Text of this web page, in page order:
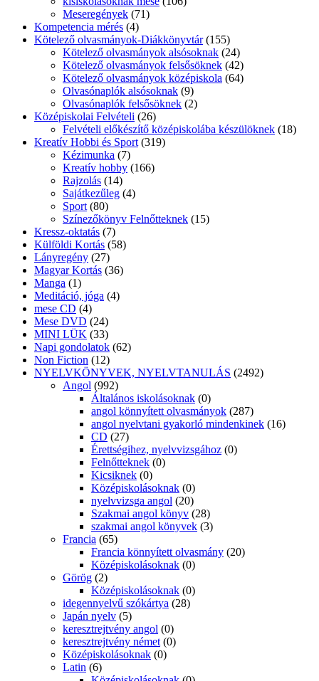
Meseregények (71)
Kompetencia mérés (4)
Kötelező olvasmányok-Diákkönyvtár (155)
Kötelező olvasmányok alsósoknak (24)
Kötelező olvasmányok felsősöknek (42)
Kötelező olvasmányok középiskola (64)
Olvasónaplók alsósoknak (9)
Olvasónaplók felsősöknek (2)
Középiskolai Felvételi (26)
Felvételi előkészítő középiskolába készülöknek (18)
Kreatív Hobbi és Sport (319)
Kézimunka (7)
Kreatív hobby (166)
Rajzolás (14)
Sajátkezűleg (4)
Sport (80)
Színezőkönyv Felnőtteknek (15)
Kressz-oktatás (7)
Külföldi Kortás (58)
Lányregény (27)
Magyar Kortás (36)
Manga (1)
Meditáció, jóga (4)
mese CD (4)
Mese DVD (24)
MINI LÜK (33)
Napi gondolatok (62)
Non Fiction (12)
NYELVKÖNYVEK, NYELVTANULÁS (2492)
Angol (992)
Általános iskolásoknak (0)
angol könnyített olvasmányok (287)
angol nyelvtani gyakorló mindenkinek (16)
CD (27)
Érettségihez, nyelvvizsgához (0)
Felnőtteknek (0)
Kicsiknek (0)
Középiskolásoknak (0)
nyelvvizsga angol (20)
Szakmai angol könyv (28)
szakmai angol könyvek (3)
Francia (65)
Francia könnyített olvasmány (20)
Középiskolásoknak (0)
Görög (2)
Középiskolásoknak (0)
idegennyelvű szókártya (28)
Japán nyelv (5)
keresztrejtvény angol (0)
keresztrejtvény német (0)
Középiskolásoknak (0)
Latin (6)